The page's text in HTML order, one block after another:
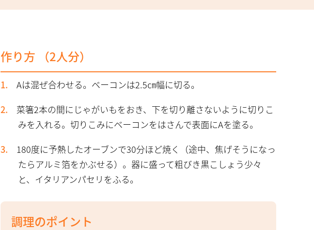
作り方 （2人分）
Aは混ぜ合わせる。ベーコンは2.5㎝幅に切る。
菜箸2本の間にじゃがいもをおき、下を切り離さないように切りこ
みを入れる。切りこみにベーコンをはさんで表面にAを塗る。
180度に予熱したオーブンで30分ほど焼く（途中、焦げそうになっ
たらアルミ箔をかぶせる）。器に盛って粗びき黒こしょう少々
と、イタリアンパセリをふる。
調理のポイント